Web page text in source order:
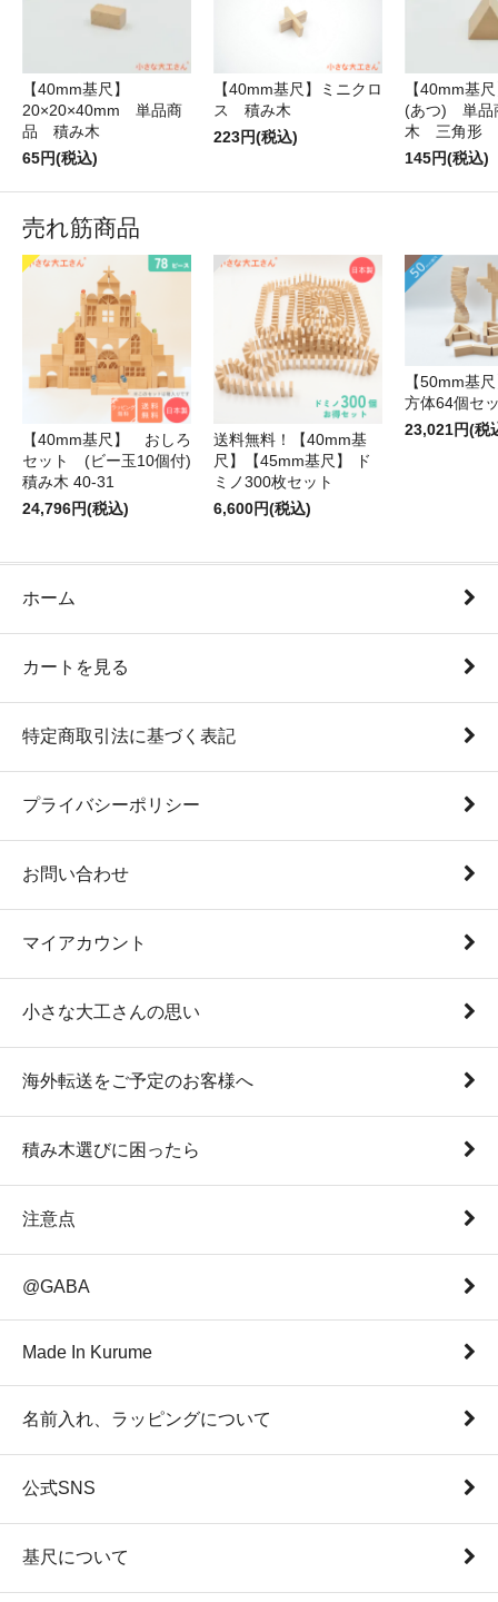
【40mm基尺】
20×20×40mm 単品商
品 積み木
65円(税込)
【40mm基尺】ミニクロ
ス 積み木
223円(税込)
【40mm基
(あつ) 単
木 三角形
145円(税込)
売れ筋商品
【40mm基尺】 おしろ
セット (ビー玉10個付)
積み木 40-31
24,796円(税込)
送料無料！【40mm基
尺】【45mm基尺】 ド
ミノ300枚セット
6,600円(税込)
【50mm基
方体64個セ
23,021円(税
ホーム
カートを見る
特定商取引法に基づく表記
プライバシーポリシー
お問い合わせ
マイアカウント
小さな大工さんの思い
海外転送をご予定のお客様へ
積み木選びに困ったら
注意点
@GABA
Made In Kurume
名前入れ、ラッピングについて
公式SNS
基尺について